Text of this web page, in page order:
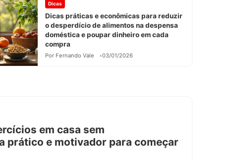
Dicas
Dicas práticas e econômicas para reduzir
o desperdício de alimentos na despensa
doméstica e poupar dinheiro em cada
compra
Por Fernando Vale 03/01/2026
em casa sem
prático e motivador para começar